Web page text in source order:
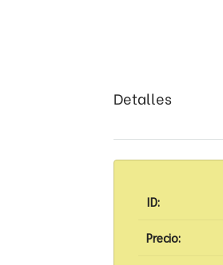
Detalles
ID:
Precio: